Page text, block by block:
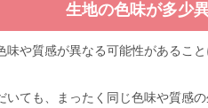
生地の色味が多少
味や質感が異なる可能性があるこ
いても、まったく同じ色味や質感